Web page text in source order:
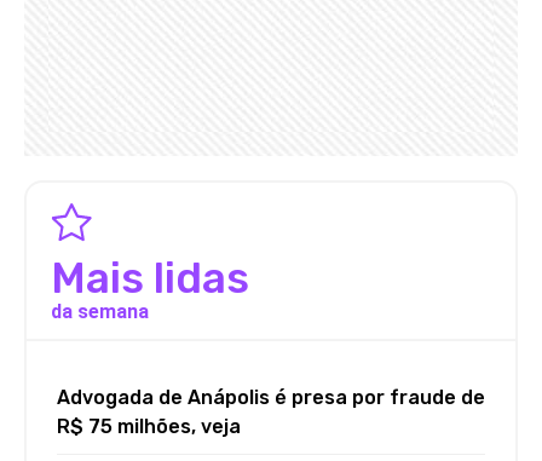
Mais lidas
da semana
Advogada de Anápolis é presa por fraude de
R$ 75 milhões, veja